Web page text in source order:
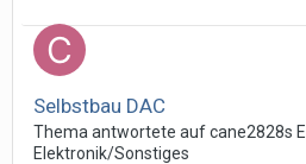
Selbstbau DAC
Thema antwortete aufcane2828s
Elektronik/Sonstiges